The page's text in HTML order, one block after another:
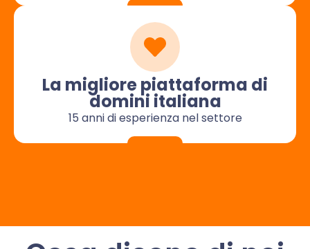
La migliore piattaforma di
domini italiana
15 anni di esperienza nel settore